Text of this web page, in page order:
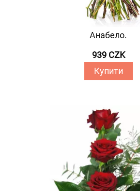
Анабело.
939 CZK
Купити